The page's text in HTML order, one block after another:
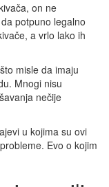
on ne
potpuno legalno
a vrlo lako ih
misle da imaju
Mnogi nisu
nečije
u kojima su ovi
Evo o kojim